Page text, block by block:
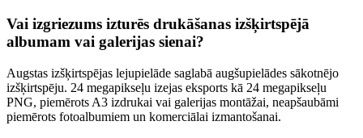
Vai izgriezums izturēs drukāšanas izšķirtspējā
albumam vai galerijas sienai?
Augstas izšķirtspējas lejupielāde saglabā augšupielādes sākotnējo
izšķirtspēju. 24 megapikseļu izejas eksports kā 24 megapikseļu
PNG, piemērots A3 izdrukai vai galerijas montāžai, neapšaubāmi
piemērots fotoalbumiem un komerciālai izmantošanai.